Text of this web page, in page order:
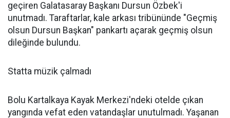
geçiren Galatasaray Başkanı Dursun Özbek'i
unutmadı. Taraftarlar, kale arkası tribününde "Geçmiş
olsun Dursun Başkan" pankartı açarak geçmiş olsun
dileğinde bulundu.
Statta müzik çalmadı
Bolu Kartalkaya Kayak Merkezi'ndeki otelde çıkan
yangında vefat eden vatandaşlar unutulmadı. Yaşanan